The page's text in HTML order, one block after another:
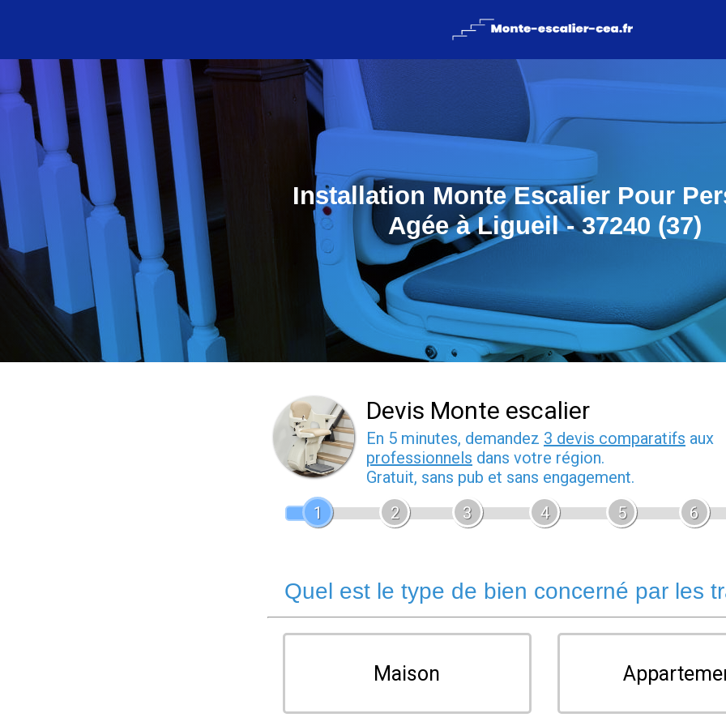
Installation Monte Escalier Pour
Agée à Ligueil - 37240 (37)
Devis Monte escalier
En 5 minutes, demandez 3 devis comparatifs aux
professionnels dans votre région.
Gratuit, sans pub et sans engagement.
1
2 3 4 5 6
Quel est le type de bien concerné par les
Maison